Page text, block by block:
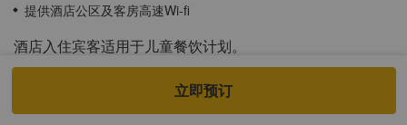
提供酒店公区及客房高速Wi-fi
酒店入住宾客适用于儿童餐饮计划。
立即预订